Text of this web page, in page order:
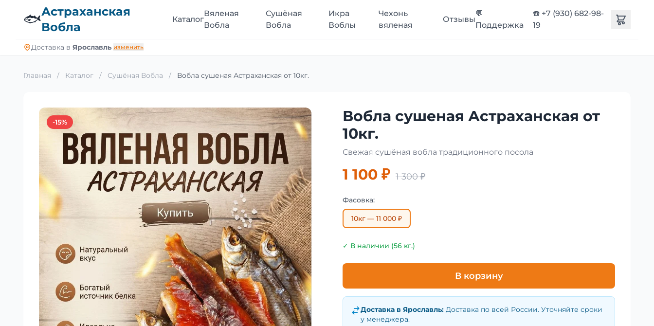
🐟Астраханская
Вобла
Каталог
Вяленая
Вобла
Сушёная
Вобла
Икра
Воблы
Чехонь
вяленая
Отзывы
💬
Поддержка
☎️ +7 (930) 682-98-
19
Доставка в Ярославль изменить
Главная / Каталог / Сушёная Вобла / Вобла сушеная Астраханская от 10кг.
-15%
Вобла сушеная Астраханская от
10кг.
Свежая сушёная вобла традиционного посола
1 100 ₽ 1 300 ₽
Фасовка:
10кг — 11 000 ₽
✓ В наличии (56 кг.)
В корзину
Доставка в Ярославль: Доставка по всей России. Уточняйте сроки
у менеджера.